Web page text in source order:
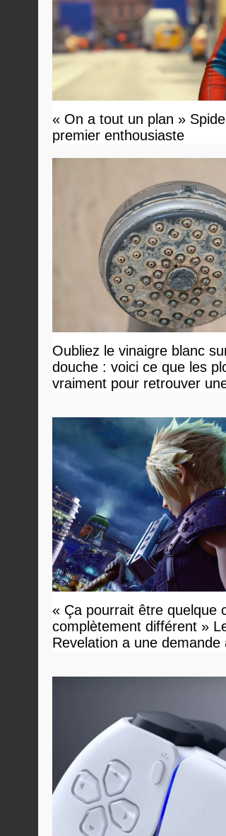
« On a tout un plan »
premier enthousiaste
Oubliez le vinaigre blanc
douche : voici ce que les
vraiment pour retrouver
« Ça pourrait être quelque
complètement différent »
Revelation a une